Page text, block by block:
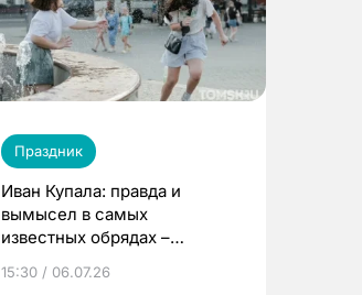
Праздник
Иван Купала: правда и
вымысел в самых
известных обрядах –
ученые
15:30 / 06.07.26